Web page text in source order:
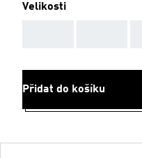
Velikosti
Přidat do košíku